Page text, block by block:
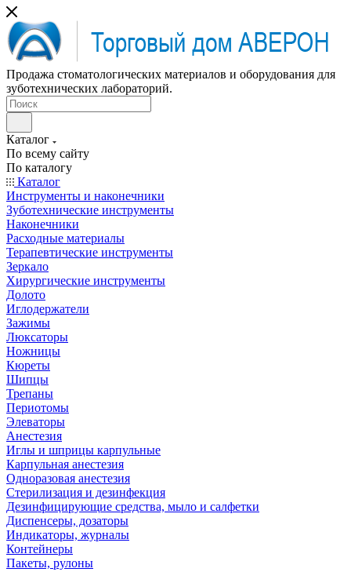
Продажа стоматологических материалов и оборудования для
зуботехнических лабораторий.
Каталог
По всему сайту
По каталогу
Каталог
Инструменты и наконечники
Зуботехнические инструменты
Наконечники
Расходные материалы
Терапевтические инструменты
Зеркало
Хирургические инструменты
Долото
Иглодержатели
Зажимы
Люксаторы
Ножницы
Кюреты
Шипцы
Трепаны
Периотомы
Элеваторы
Анестезия
Иглы и шприцы карпульные
Карпульная анестезия
Одноразовая анестезия
Стерилизация и дезинфекция
Дезинфицирующие средства, мыло и салфетки
Диспенсеры, дозаторы
Индикаторы, журналы
Контейнеры
Пакеты, рулоны